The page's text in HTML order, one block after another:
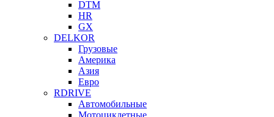
DTM
HR
GX
DELKOR
Грузовые
Америка
Азия
Евро
RDRIVE
Автомобильные
Мотоциклетные